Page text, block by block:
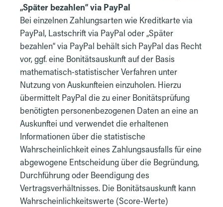
„Später bezahlen“ via PayPal
Bei einzelnen Zahlungsarten wie Kreditkarte via
PayPal, Lastschrift via PayPal oder „Später
bezahlen“ via PayPal behält sich PayPal das Recht
vor, ggf. eine Bonitätsauskunft auf der Basis
mathematisch-statistischer Verfahren unter
Nutzung von Auskunfteien einzuholen. Hierzu
übermittelt PayPal die zu einer Bonitätsprüfung
benötigten personenbezogenen Daten an eine an
Auskunftei und verwendet die erhaltenen
Informationen über die statistische
Wahrscheinlichkeit eines Zahlungsausfalls für eine
abgewogene Entscheidung über die Begründung,
Durchführung oder Beendigung des
Vertragsverhältnisses. Die Bonitätsauskunft kann
Wahrscheinlichkeitswerte (Score-Werte)